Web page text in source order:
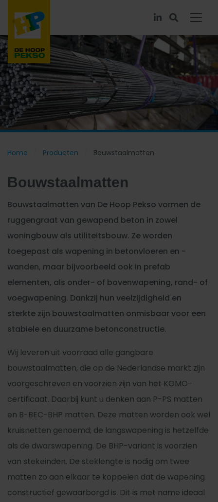
Home Producten Bouwstaalmatten
Bouwstaalmatten
Bouwstaalmatten van De Hoop Pekso vormen de
ruggengraat van gewapend beton in zowel
woningbouw als utiliteitsbouw. Ze worden
toegepast als wapening in betonvloeren en -
wanden, maar bijvoorbeeld ook in prefab
elementen, als onder- of bovenwapening, rand- of
voegwapening. Dankzij hun veelzijdigheid en
sterkte zijn bouwstaalmatten onmisbaar voor een
stabiele en duurzame betonconstructie.
Wij leveren uit voorraad alle gangbare
bouwstaalmatten, die op de Nederlandse markt zijn
voorgeschreven en voorzien zijn van het KOMO-
certificaat. Daarbij kunt u denken aan P-PS matten
en B-BEC-BHP matten. Deze matten worden ook wel
kruisnetten genoemd; de langswapening is hetzelfde
als de dwarswapening. De BHP-variant is voorzien
van stekeinden. De steklengte is nodig om twee
matten zo aan elkaar te koppelen dat de wapening
constructief gewaarborgd is. Dit is met name ideaal